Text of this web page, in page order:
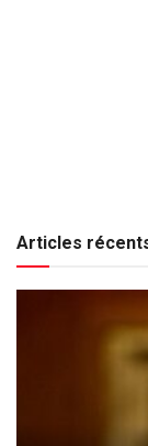
Articles